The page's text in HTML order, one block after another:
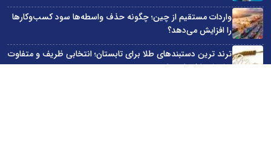
واردات مستقیم از چین؛ چگونه حذف واسطه‌ها سود کسب‌وکارها
را افزایش می‌دهد؟
ترند ترین دستبندهای طلا برای تابستان؛ انتخابی ظریف و متفاوت
برای استایل‌های خاص